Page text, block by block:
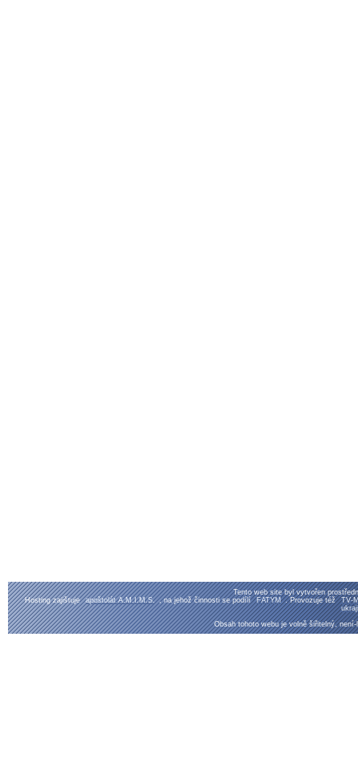
Tento web site byl vytvořen
Hosting zajištuje apoštolát A.M.I.M.S. , na jehož činnosti se podílí FATYM . Provozuje též TV-
Obsah tohoto webu je volně šiřitelný,